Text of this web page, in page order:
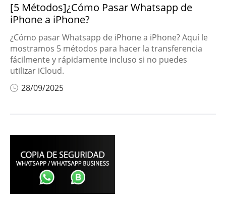
Recuperación de
datos de iPhone
Recuperación de
datos de Windows
Jugar con tu voz
dañados
Trucos de iPhone
Editar videos
[5 Métodos]¿Cómo Pasar Whatsapp de
iPhone a iPhone?
¿Cómo pasar Whatsapp de iPhone a iPhone? Aquí le
mostramos 5 métodos para hacer la transferencia
fácilmente y rápidamente incluso si no puedes
utilizar iCloud.
28/09/2025